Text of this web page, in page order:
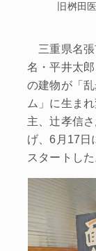
旧桝田
三重県名張
名・平井太
の建物が「
ム」に生ま
主、辻孝信
げ、6月17日
スタートした